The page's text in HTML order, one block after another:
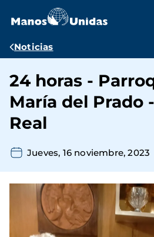
contenido
Ruta
navegación
Noticias
24 horas -
María del Prado
Real
Jueves, 16 noviembre, 2023